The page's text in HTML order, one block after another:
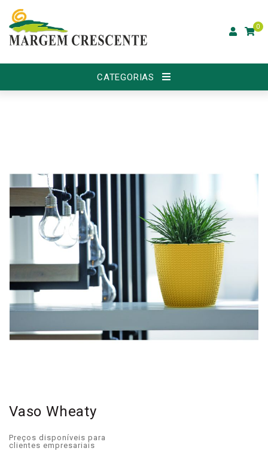
0
CATEGORIAS
Vaso Wheaty
Preços disponíveis para
clientes empresariais